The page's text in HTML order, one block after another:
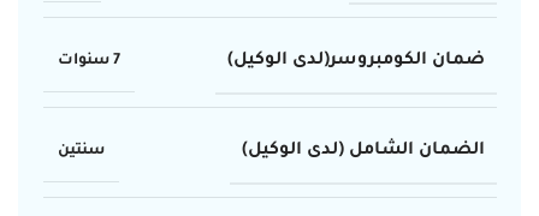
ضمان الكومبروسر(لدى الوكيل) 7 سنوات
الضمان الشامل (لدى الوكيل) سنتين